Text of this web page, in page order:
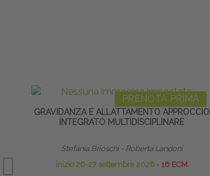
PRENOTA PRIMA
GRAVIDANZA E ALLATTAMENTO APPROCCIO
INTEGRATO MULTIDISCIPLINARE
Stefania Brioschi - Roberta Landoni
inizio 26-27 settembre 2026 ∙ 16 ECM